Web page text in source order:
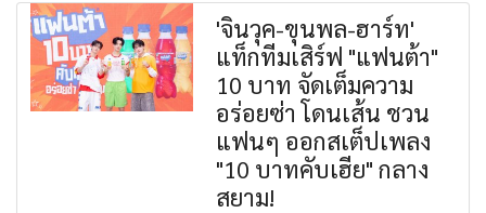
'จินวุค-ขุนพล-ฮาร์ท'
แท็กทีมเสิร์ฟ "แฟนต้า"
10 บาท จัดเต็มความ
อร่อยซ่า โดนเส้น ชวน
แฟนๆ ออกสเต็ปเพลง
"10 บาทคับเฮีย" กลาง
สยาม!